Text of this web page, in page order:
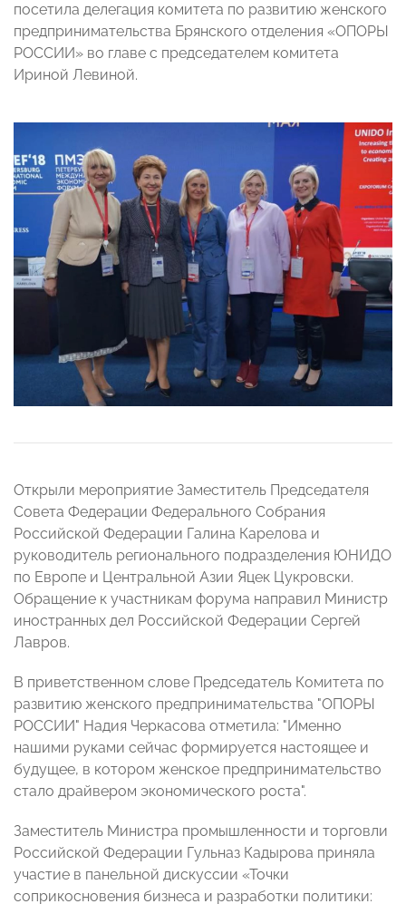
посетила делегация комитета по развитию женского
предпринимательства Брянского отделения «ОПОРЫ
РОССИИ» во главе с председателем комитета
Ириной Левиной.
Открыли мероприятие Заместитель Председателя
Совета Федерации Федерального Собрания
Российской Федерации Галина Карелова и
руководитель регионального подразделения ЮНИДО
по Европе и Центральной Азии Яцек Цукровски.
Обращение к участникам форума направил Министр
иностранных дел Российской Федерации Сергей
Лавров.
В приветственном слове Председатель Комитета по
развитию женского предпринимательства "ОПОРЫ
РОССИИ" Надия Черкасова отметила: "Именно
нашими руками сейчас формируется настоящее и
будущее, в котором женское предпринимательство
стало драйвером экономического роста".
Заместитель Министра промышленности и торговли
Российской Федерации Гульназ Кадырова приняла
участие в панельной дискуссии «Точки
соприкосновения бизнеса и разработки политики: